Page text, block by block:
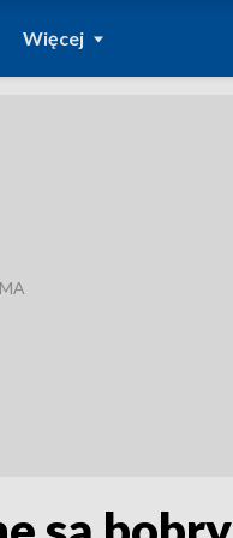
Więcej